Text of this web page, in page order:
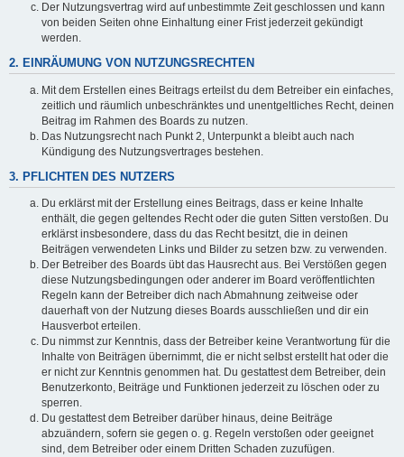
Der Nutzungsvertrag wird auf unbestimmte Zeit geschlossen und kann
von beiden Seiten ohne Einhaltung einer Frist jederzeit gekündigt
werden.
2. EINRÄUMUNG VON NUTZUNGSRECHTEN
Mit dem Erstellen eines Beitrags erteilst du dem Betreiber ein einfaches,
zeitlich und räumlich unbeschränktes und unentgeltliches Recht, deinen
Beitrag im Rahmen des Boards zu nutzen.
Das Nutzungsrecht nach Punkt 2, Unterpunkt a bleibt auch nach
Kündigung des Nutzungsvertrages bestehen.
3. PFLICHTEN DES NUTZERS
Du erklärst mit der Erstellung eines Beitrags, dass er keine Inhalte
enthält, die gegen geltendes Recht oder die guten Sitten verstoßen. Du
erklärst insbesondere, dass du das Recht besitzt, die in deinen
Beiträgen verwendeten Links und Bilder zu setzen bzw. zu verwenden.
Der Betreiber des Boards übt das Hausrecht aus. Bei Verstößen gegen
diese Nutzungsbedingungen oder anderer im Board veröffentlichten
Regeln kann der Betreiber dich nach Abmahnung zeitweise oder
dauerhaft von der Nutzung dieses Boards ausschließen und dir ein
Hausverbot erteilen.
Du nimmst zur Kenntnis, dass der Betreiber keine Verantwortung für die
Inhalte von Beiträgen übernimmt, die er nicht selbst erstellt hat oder die
er nicht zur Kenntnis genommen hat. Du gestattest dem Betreiber, dein
Benutzerkonto, Beiträge und Funktionen jederzeit zu löschen oder zu
sperren.
Du gestattest dem Betreiber darüber hinaus, deine Beiträge
abzuändern, sofern sie gegen o. g. Regeln verstoßen oder geeignet
sind, dem Betreiber oder einem Dritten Schaden zuzufügen.